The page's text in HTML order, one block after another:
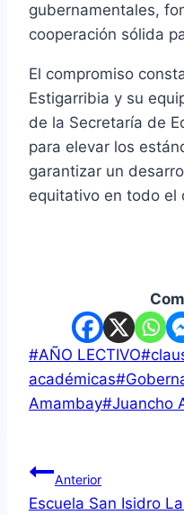
gubernamentales,
cooperación sólida
El compromiso
Estigarribia y su
de la Secretaría de
para elevar los
garantizar un
equitativo en todo el
#AÑO LECTIVO#
académicas#
Amambay#Juancho
Anterior
Escuela San Isidro